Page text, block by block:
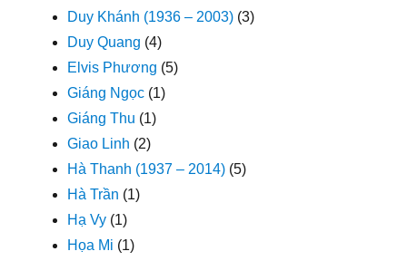
Duy Khánh (1936 – 2003) (3)
Duy Quang (4)
Elvis Phương (5)
Giáng Ngọc (1)
Giáng Thu (1)
Giao Linh (2)
Hà Thanh (1937 – 2014) (5)
Hà Trần (1)
Hạ Vy (1)
Họa Mi (1)